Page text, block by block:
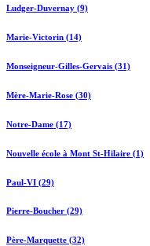
Ludger-Duvernay (9)
Marie-Victorin (14)
Monseigneur-Gilles-Gervais (31)
Mère-Marie-Rose (30)
Notre-Dame (17)
Nouvelle école à Mont St-Hilaire (1)
Paul-VI (29)
Pierre-Boucher (29)
Père-Marquette (32)